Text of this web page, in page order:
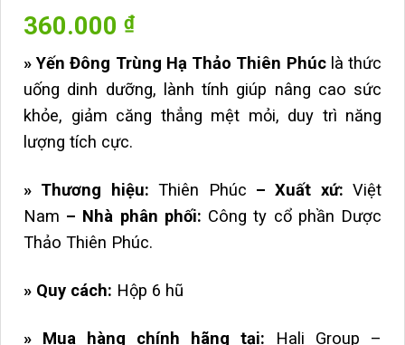
dựa trên
đánh giá
360.000 ₫
» Yến Đông Trùng Hạ Thảo Thiên Phúclà thức
uống dinh dưỡng, lành tính giúp nâng cao sức
khỏe, giảm căng thẳng mệt mỏi, duy trì năng
lượng tích cực.
» Thương hiệu:Thiên Phúc – Xuất xứ: Việt
Nam – Nhà phân phối: Công ty cổ phần Dược
Thảo Thiên Phúc.
» Quy cách: Hộp 6 hũ
» Mua hàng chính hãng tại: Hali Group –